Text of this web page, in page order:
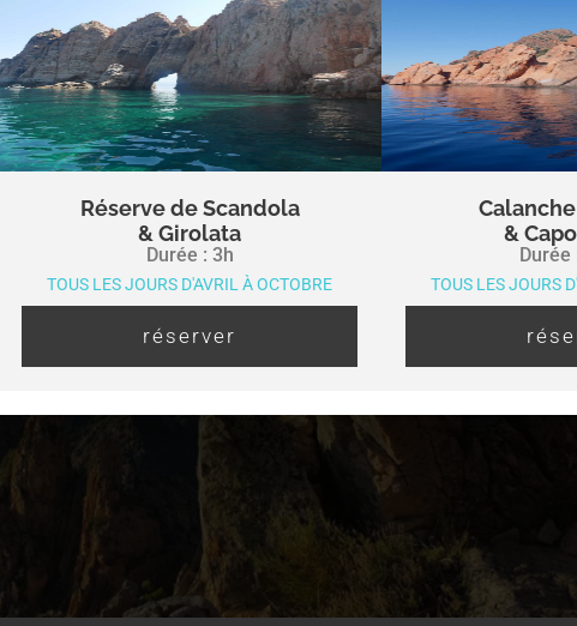
Réserve de Scandola
& Girolata
Durée : 3h
TOUS LES JOURS D'AVRIL À OCTOBRE
réserver
&
Durée
TOUS LES JOURS